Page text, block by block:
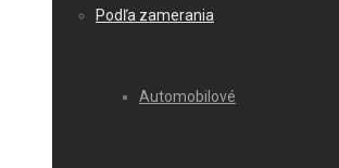
Podľa zamerania
Automobilové